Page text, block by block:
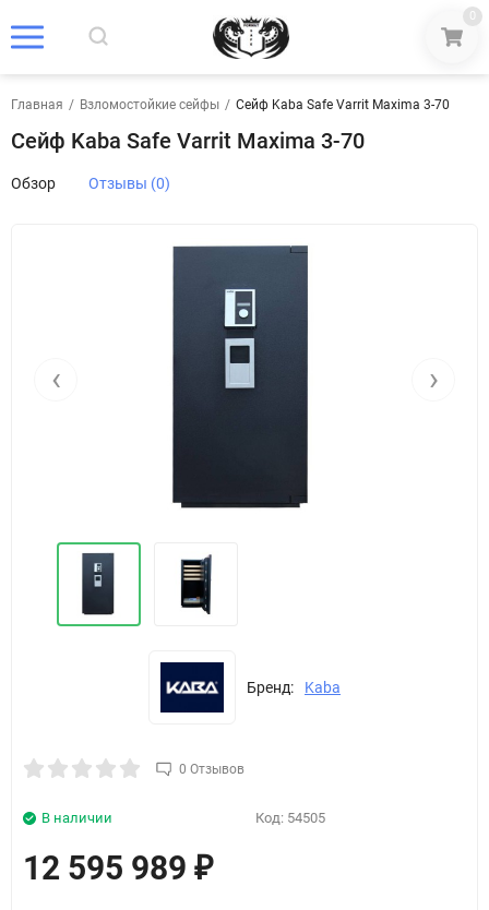
0
Главная / Взломостойкие сейфы / Сейф Kaba Safe Varrit Maxima 3-70
Сейф Kaba Safe Varrit Maxima 3-70
Обзор Отзывы (0)
‹ ›
Бренд: Kaba
0 Отзывов
В наличии Код: 54505
12 595 989 ₽